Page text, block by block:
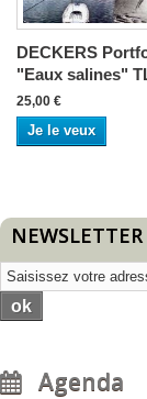
DECKERS
"Eaux salines"
25,00 €
Je le veux
NEWSLETTER
ok
Agenda